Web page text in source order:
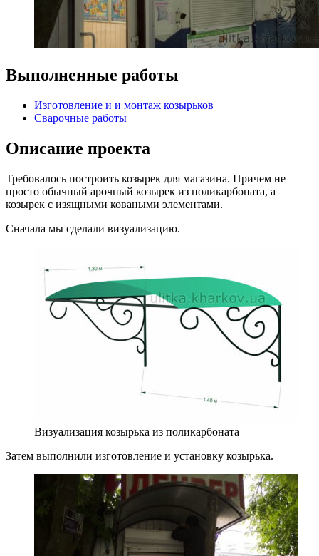
Выполненные работы
Изготовление и и монтаж козырьков
Сварочные работы
Описание проекта
Требовалось построить козырек для магазина. Причем не
просто обычный арочный козырек из поликарбоната, а
козырек с изящными коваными элементами.
Сначала мы сделали визуализацию.
Визуализация козырька из поликарбоната
Затем выполнили изготовление и установку козырька.